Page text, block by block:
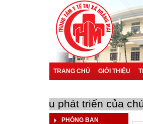
TRANG CHỦ GIỚI THIỆU
là mục tiêu phát triển của
PHÒNG BAN